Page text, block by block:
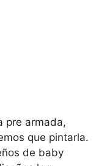
pre armada,
que pintarla.
de baby